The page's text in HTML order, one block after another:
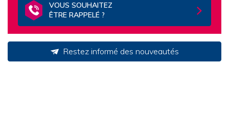
VOUS SOUHAITEZ
ÊTRE RAPPELÉ ?
Restez informé des nouveautés